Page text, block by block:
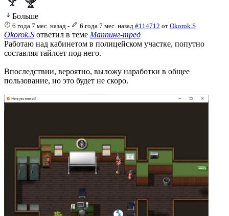
Больше
6 года 7 мес. назад - 6 года 7 мес. назад #114712 от Okorok.S
Okorok.S ответил в теме Маппинг-тред
Работаю над кабинетом в полицейском участке, попутно
составляя тайлсет под него.
Впоследствии, вероятно, выложу наработки в общее
пользование, но это будет не скоро.